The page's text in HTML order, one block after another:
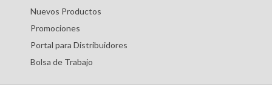
Nuevos Productos
Promociones
Portal para Distribuidores
Bolsa de Trabajo